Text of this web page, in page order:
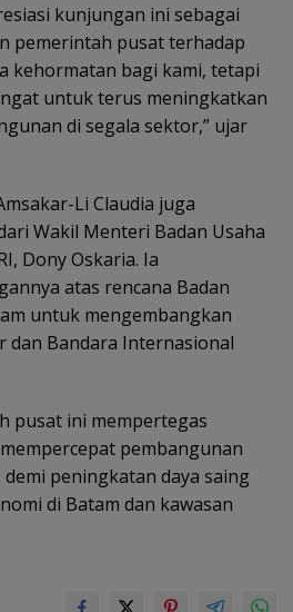
kunjungan ini sebagai
pemerintah pusat terhadap
kehormatan bagi kami, tetapi
untuk terus meningkatkan
di segala sektor,” ujar
Li Claudia juga
Wakil Menteri Badan Usaha
Dony Oskaria. Ia
atas rencana Badan
untuk mengembangkan
dan Bandara Internasional
pusat ini mempertegas
pembangunan
peningkatan daya saing
di Batam dan kawasan